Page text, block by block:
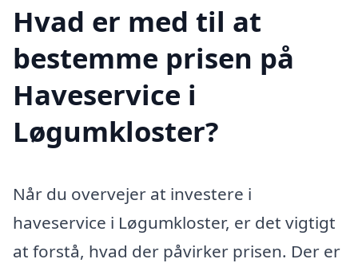
Hvad er med til at
bestemme prisen på
Haveservice i
Løgumkloster?
Når du overvejer at investere i
haveservice i Løgumkloster, er det vigtigt
at forstå, hvad der påvirker prisen. Der er